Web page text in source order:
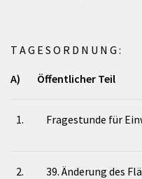
T A G E S O R D N U N G :
A) Öffentlicher Teil
1. Fragestunde für
2.
39. Änderung des